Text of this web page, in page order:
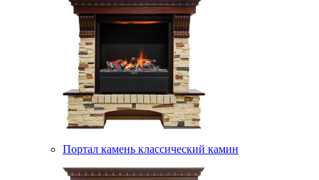
Портал камень классический камин